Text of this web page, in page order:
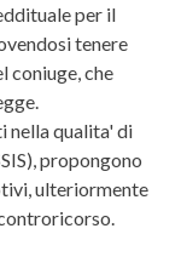
per il
tenere
coniuge, che
nella qualita' di
propongono
ulteriormente